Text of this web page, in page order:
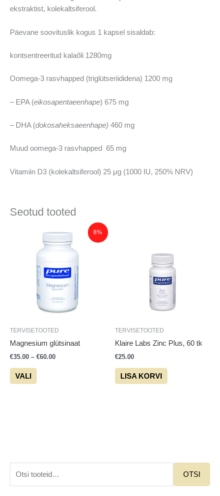
OTSI
ekstraktist, kolekaltsiferool.
Päevane soovituslik kogus 1 kapsel sisaldab:
kontsentreeritud kalaõli 1280mg
Oomega-3 rasvhapped (triglütseriididena) 1200 mg
– EPA (eikosapentaeenhape) 675 mg
– DHA (dokosaheksaeenhape) 460 mg
Muud oomega-3 rasvhapped 65 mg
Vitamiin D3 (kolekaltsiferool) 25 μg (1000 IU, 250% NRV)
Seotud tooted
8%
TERVISETOOTED
Magnesium glütsinaat
€35.00 – €60.00
Hinnavahemik:
kuni
VALI
Sellel
tootel
on
mitu
varianti.
Valikuid
saab
teha
TERVISETOOTED
Klaire Labs Zinc Plus, 60 tk
€25.00
LISA KORVI